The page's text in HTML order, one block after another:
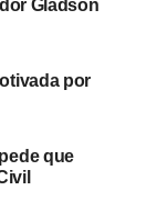
Gladson
por
que